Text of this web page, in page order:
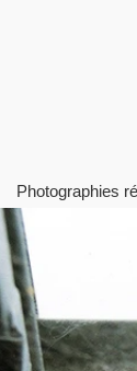
Photographies